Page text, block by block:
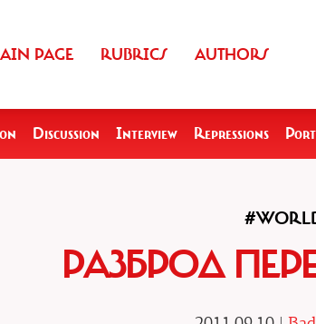
PAGE RUBRICS AUTHORS
Discussion Interview Repressions
РАЗБРОД